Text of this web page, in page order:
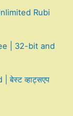
Rubi
| 32-bit and
व्हाट्सएप